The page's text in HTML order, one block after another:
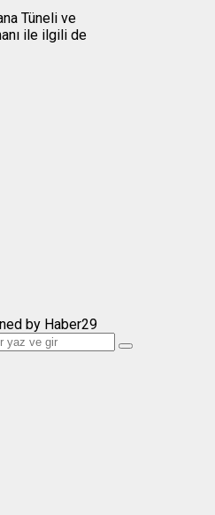
Tüneli ve
ile ilgili de
by Haber29